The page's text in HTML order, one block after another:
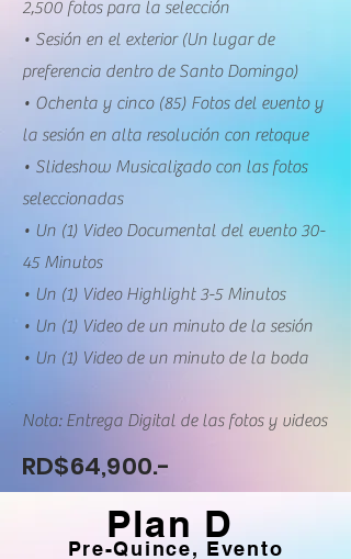
2,500 fotos para la selección
• Sesión en el exterior (Un lugar de
preferencia dentro de Santo Domingo)
• Ochenta y cinco (85) Fotos del evento y
la sesión en alta resolución con retoque
• Slideshow Musicalizado con las fotos
seleccionadas
• Un (1) Video Documental del evento 30-
45 Minutos
• Un (1) Video Highlight 3-5 Minutos
• Un (1) Video de un minuto de la sesión
• Un (1) Video de un minuto de la boda
Nota: Entrega Digital de las fotos y videos
RD$64,900.-
Plan D
Pre-Quince, Evento